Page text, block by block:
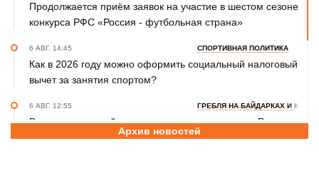
Продолжается приём заявок на участие в шестом сезоне
конкурса РФС «Россия - футбольная страна»
6 АВГ. 14:45 СПОРТИВНАЯ ПОЛИТИКА
Как в 2026 году можно оформить социальный налоговый
вычет за занятия спортом?
6 АВГ. 12:55 ГРЕБЛЯ НА БАЙДАРКАХ И КАНОЭ
В заключительный день юниорского первенства России
на счету алтайских гребцов три медали
Архив новостей